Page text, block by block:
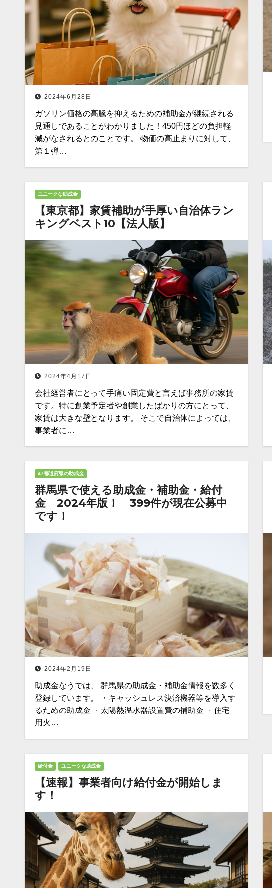
2024年6月28日
ガソリン価格の高騰を抑えるための補助金が継続される
見通しであることがわかりました！450円ほどの負担軽
減がなされるとのことです。 物価の高止まりに対して、
第１弾…
ユニークな助成金
【東京都】家賃補助が手厚い自治体ラン
キングベスト10【法人版】
2024年4月17日
会社経営者にとって手痛い固定費と言えば事務所の家賃
です。特に創業予定者や創業したばかりの方にとって、
家賃は大きな壁となります。 そこで自治体によっては、
事業者に…
47都道府県の助成金
群馬県で使える助成金・補助金・給付
金 2024年版！ 399件が現在公募中
です！
2024年2月19日
助成金なうでは、 群馬県の助成金・補助金情報を数多く
登録しています。 ・キャッシュレス決済機器等を導入す
るための助成金 ・太陽熱温水器設置費の補助金 ・住宅
用火…
給付金 ユニークな助成金
【速報】事業者向け給付金が開始しま
す！